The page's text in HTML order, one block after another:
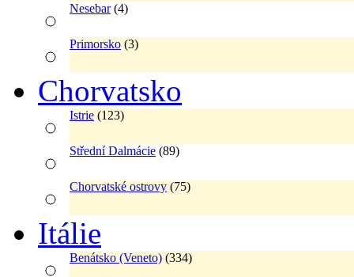
Nesebar(4)
Primorsko (3)
Chorvatsko
Istrie (123)
Střední Dalmácie (89)
Chorvatské ostrovy (75)
Itálie
Benátsko (Veneto) (334)